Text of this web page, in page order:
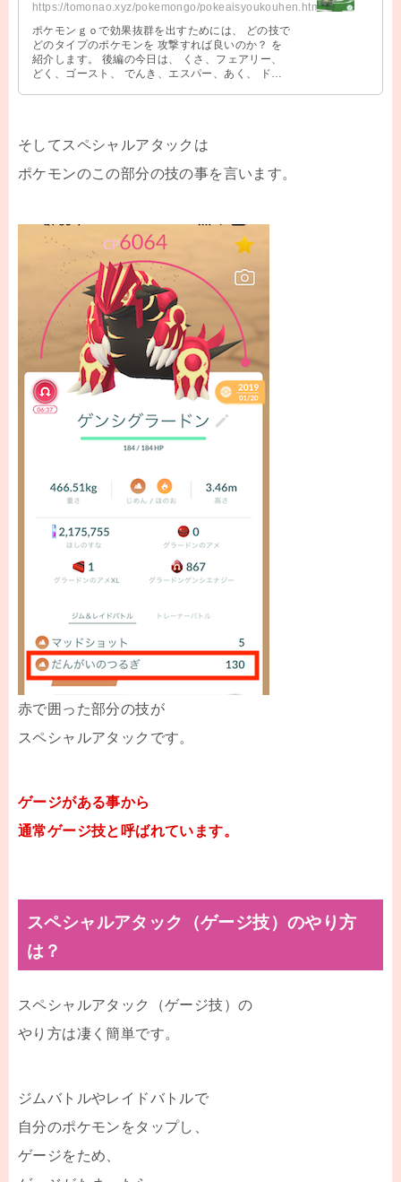
https://tomonao.xyz/pokemongo/pokeaisyoukouhen.html
ポケモンｇｏで効果抜群を出すためには、 どの技で
どのタイプのポケモンを 攻撃すれば良いのか？ を
紹介します。 後編の今日は、 くさ、フェアリー、
どく、ゴースト、 でんき、エスパー、あく、 ドラ
そしてスペシャルアタックは
ポケモンのこの部分の技の事を言います。
赤で囲った部分の技が
スペシャルアタックです。
ゲージがある事から
通常ゲージ技と呼ばれています。
スペシャルアタック（ゲージ技）のやり方
は？
スペシャルアタック（ゲージ技）の
やり方は凄く簡単です。
ジムバトルやレイドバトルで
自分のポケモンをタップし、
ゲージをため、